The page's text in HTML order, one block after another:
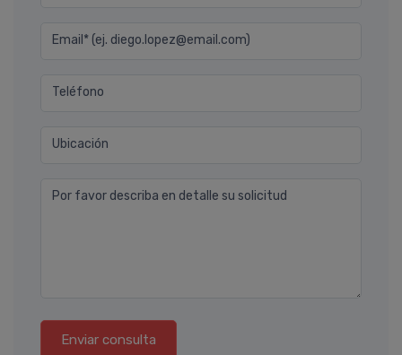
Email* (ej. diego.lopez@email.com)
Teléfono
Ubicación
Por favor describa en detalle su solicitud
Enviar consulta